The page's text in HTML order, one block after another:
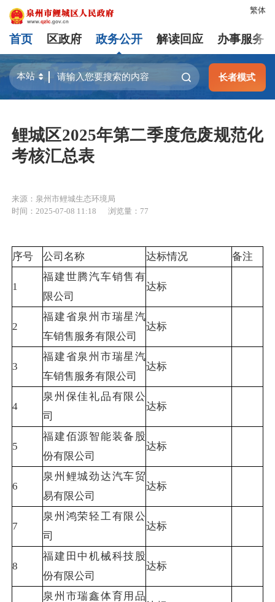
繁体
首页 区政府 政务公开 解读回应 办事服务
长者模式
鲤城区2025年第二季度危废规范化
考核汇总表
来源：泉州市鲤城生态环境局
时间：2025-07-08 11:18
浏览量： 77
序号 公司名称 达标情况 备注
1
福建世腾汽车销售有
限公司
达标
2
福建省泉州市瑞星汽
车销售服务有限公司
达标
3
福建省泉州市瑞星汽
车销售服务有限公司
达标
4
泉州保佳礼品有限公
司
达标
5
福建佰源智能装备股
份有限公司
达标
6
泉州鲤城劲达汽车贸
易有限公司
达标
7
泉州鸿荣轻工有限公
司
达标
8
福建田中机械科技股
份有限公司
达标
泉州市瑞鑫体育用品